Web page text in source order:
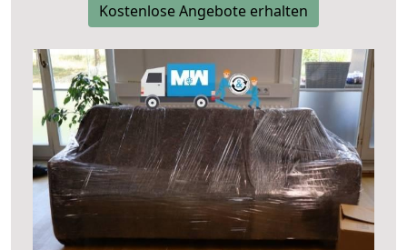
Kostenlose Angebote erhalten